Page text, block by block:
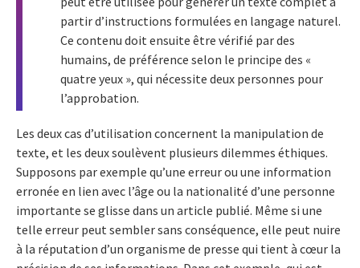
partir d’instructions formulées en langage naturel.
Ce contenu doit ensuite être vérifié par des
humains, de préférence selon le principe des «
quatre yeux », qui nécessite deux personnes pour
l’approbation.
Les deux cas d’utilisation concernent la manipulation de
texte, et les deux soulèvent plusieurs dilemmes éthiques.
Supposons par exemple qu’une erreur ou une information
erronée en lien avec l’âge ou la nationalité d’une personne
importante se glisse dans un article publié. Même si une
telle erreur peut sembler sans conséquence, elle peut nuire
à la réputation d’un organisme de presse qui tient à cœur la